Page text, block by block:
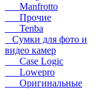
Manfrotto
Прочие
Tenba
Сумки для фото и
видео камер
Case Logic
Lowepro
Оригинальные